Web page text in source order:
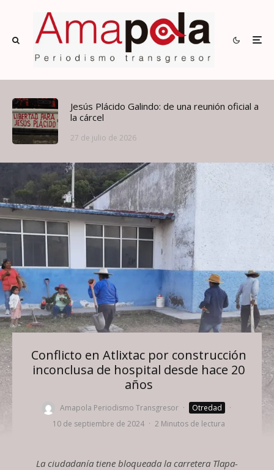
Jesús Plácido Galindo: de una reunión oficial a
la cárcel
27 de julio de 2026
Conflicto en Atlixtac por construcción
inconclusa de hospital desde hace 20
años
Amapola Periodismo Transgresor · Otredad
·
10 de septiembre de 2024 · 2 Minutos de lectura
La ciudadanía tiene bloqueada la carretera Tlapa-